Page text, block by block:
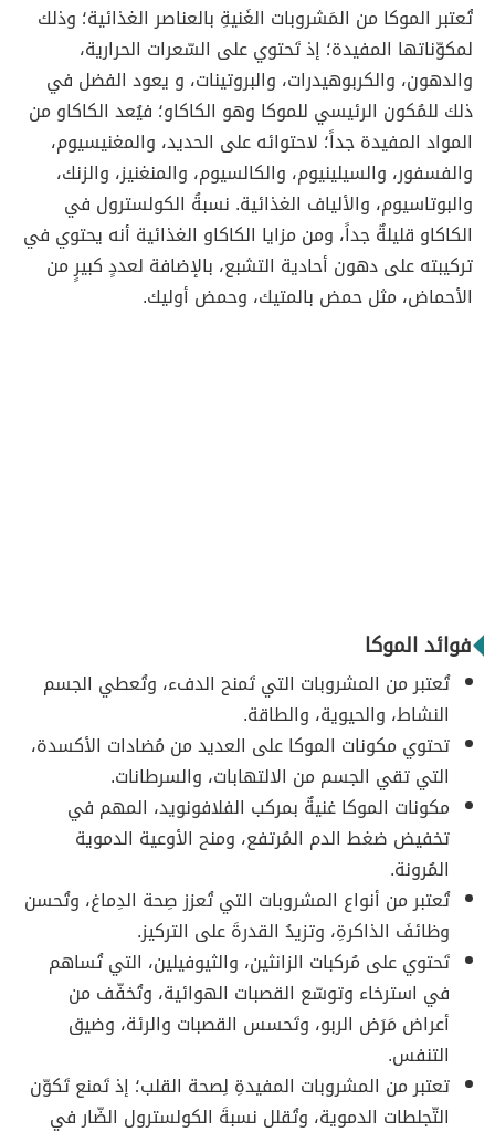
تُعتبر الموكا من المَشروبات الغَنيةِ بالعناصر الغذائية؛ وذلك
لمكوّناتها المفيدة؛ إذ تَحتوي على السّعرات الحرارية،
والدهون، والكربوهيدرات، والبروتينات، و يعود الفضل في
ذلك للمُكون الرئيسي للموكا وهو الكاكاو؛ فيُعد الكاكاو من
المواد المفيدة جداً؛ لاحتوائه على الحديد، والمغنيسيوم،
والفسفور، والسيلينيوم، والكالسيوم، والمنغنيز، والزنك،
والبوتاسيوم، والألياف الغذائية. نسبةُ الكولسترول في
الكاكاو قليلةٌ جداً، ومن مزايا الكاكاو الغذائية أنه يحتوي في
تركيبته على دهون أحادية التشبع، بالإضافة لعددٍ كبيرٍ من
الأحماض، مثل حمض بالمتيك، وحمض أوليك.
فوائد الموكا
تُعتبر من المشروبات التي تَمنح الدفء، وتُعطي الجسم
النشاط، والحيوية، والطاقة.
تحتوي مكونات الموكا على العديد من مُضادات الأكسدة،
التي تقي الجسم من الالتهابات، والسرطانات.
مكونات الموكا غنيةٌ بمركب الفلافونويد، المهم في
تخفيض ضغط الدم المُرتفع، ومنح الأوعية الدموية
المُرونة.
تُعتبر من أنواع المشروبات التي تُعزز صِحة الدِماغ، وتُحسن
وظائفَ الذاكرةِ، وتزيدُ القدرةَ على التركيز.
تَحتوي على مُركبات الزانثين، والثيوفيلين، التي تُساهم
في استرخاء وتوسّع القصبات الهوائية، وتُخفّف من
أعراض مَرَض الربو، وتَحسس القصبات والرئة، وضيق
التنفس.
تعتبر من المشروبات المفيدةِ لِصحة القلب؛ إذ تَمنع تَكوّن
التّجلطات الدموية، وتُقلل نسبةَ الكولسترول الضّار في